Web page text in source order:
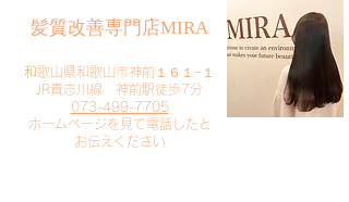
​髪質改善専門店MIRA
​和歌山県和歌山市神前１６１−１
JR貴志川線 神前駅徒歩7分
073-499-7705
​ホームページを見て電話したと
お伝えください